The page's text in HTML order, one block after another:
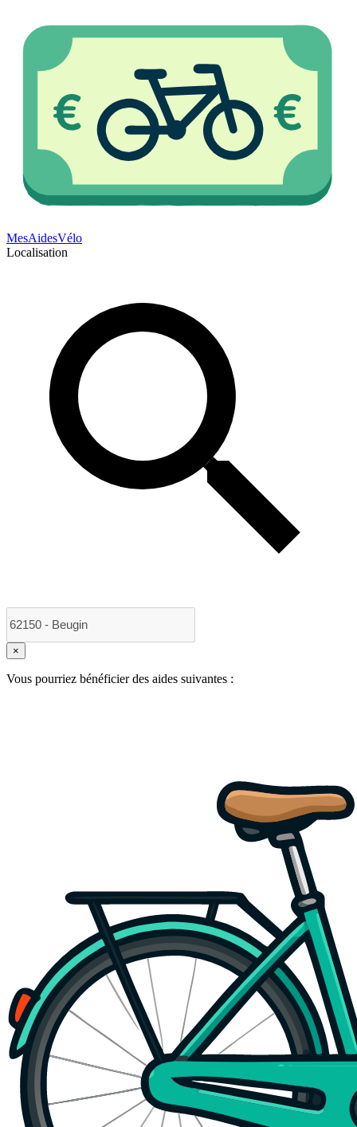
MesAidesVélo
Localisation
×
Vous pourriez bénéficier des aides suivantes :